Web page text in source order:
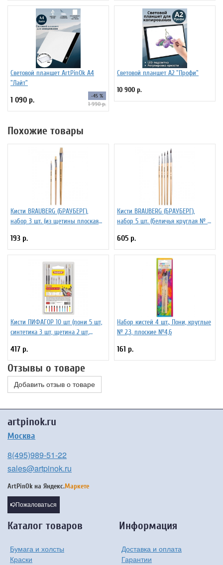
Световой планшет ArtPinOk А4
"Лайт"
1 090 р. -45 %
1 990 р.
Световой планшет А2 "Профи"
10 900 р.
Похожие товары
Кисти BRAUBERG (БРАУБЕРГ),
набор 3 шт. (из щетины плоская
193 р.
Кисти BRAUBERG (БРАУБЕРГ),
набор 5 шт. (беличья круглая № 1,
605 р.
Кисти ПИФАГОР 10 шт (пони 5 шт,
синтетика 3 шт, щетина 2 шт,
417 р.
Набор кистей 4 шт., Пони, круглые
№ 2,3, плоские №4,6
161 р.
Отзывы о товаре
Добавить отзыв о товаре
artpinok.ru
Москва
8(495)989-51-22
sales@artpinok.ru
ArtPinOk на Яндекс.Маркете
Пожаловаться
Каталог товаров
Бумага и холсты
Краски
Информация
Доставка и оплата
Гарантии